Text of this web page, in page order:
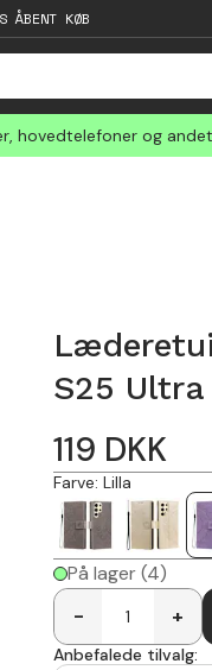
ÅBENT KØB
hovedtelefoner og
S25
119 DKK
Farve:Lilla
På lager (4)
-
+
Anbefalede tilvalg: